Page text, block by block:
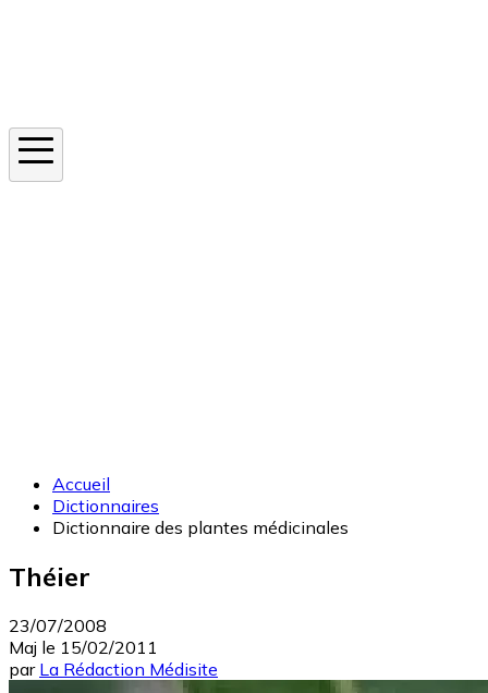
Accueil
Dictionnaires
Dictionnaire des plantes médicinales
Théier
23/07/2008
Maj le 15/02/2011
par La Rédaction Médisite